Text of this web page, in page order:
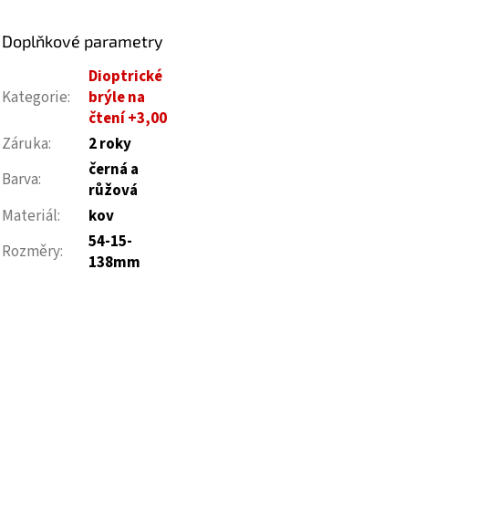
Doplňkové parametry
Kategorie:
Dioptrické
brýle na
čtení +3,00
Záruka:
2 roky
Barva:
černá a
růžová
Materiál:
kov
Rozměry:
54-15-
138mm